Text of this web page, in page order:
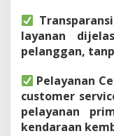
layanan
pelanggan,
Pelayanan
customer
pelayanan
kendaraan